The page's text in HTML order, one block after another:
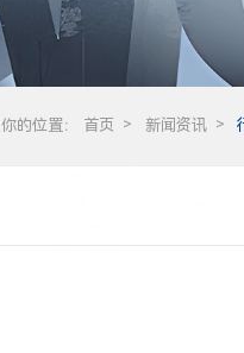
你的位置： 首页 新闻资讯